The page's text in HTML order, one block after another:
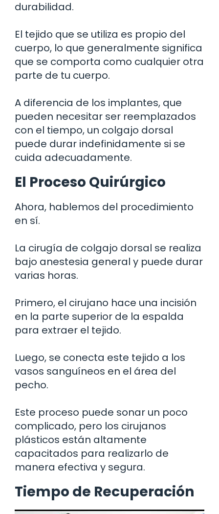
durabilidad.
El tejido que se utiliza es propio del
cuerpo, lo que generalmente significa
que se comporta como cualquier otra
parte de tu cuerpo.
A diferencia de los implantes, que
pueden necesitar ser reemplazados
con el tiempo, un colgajo dorsal
puede durar indefinidamente si se
cuida adecuadamente.
El Proceso Quirúrgico
Ahora, hablemos del procedimiento
en sí.
La cirugía de colgajo dorsal se realiza
bajo anestesia general y puede durar
varias horas.
Primero, el cirujano hace una incisión
en la parte superior de la espalda
para extraer el tejido.
Luego, se conecta este tejido a los
vasos sanguíneos en el área del
pecho.
Este proceso puede sonar un poco
complicado, pero los cirujanos
plásticos están altamente
capacitados para realizarlo de
manera efectiva y segura.
Tiempo de Recuperación